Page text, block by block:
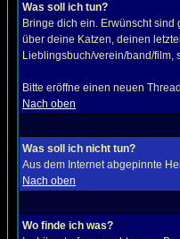
Was soll ich tun?
Bringe dich ein. Erwünscht
über deine Katzen, deinen
Lieblingsbuch/verein/band/film,
Bitte eröffne einen neuen
Nach oben
Was soll ich nicht tun?
Aus dem Internet abgepinnte
Nach oben
Wo finde ich was?